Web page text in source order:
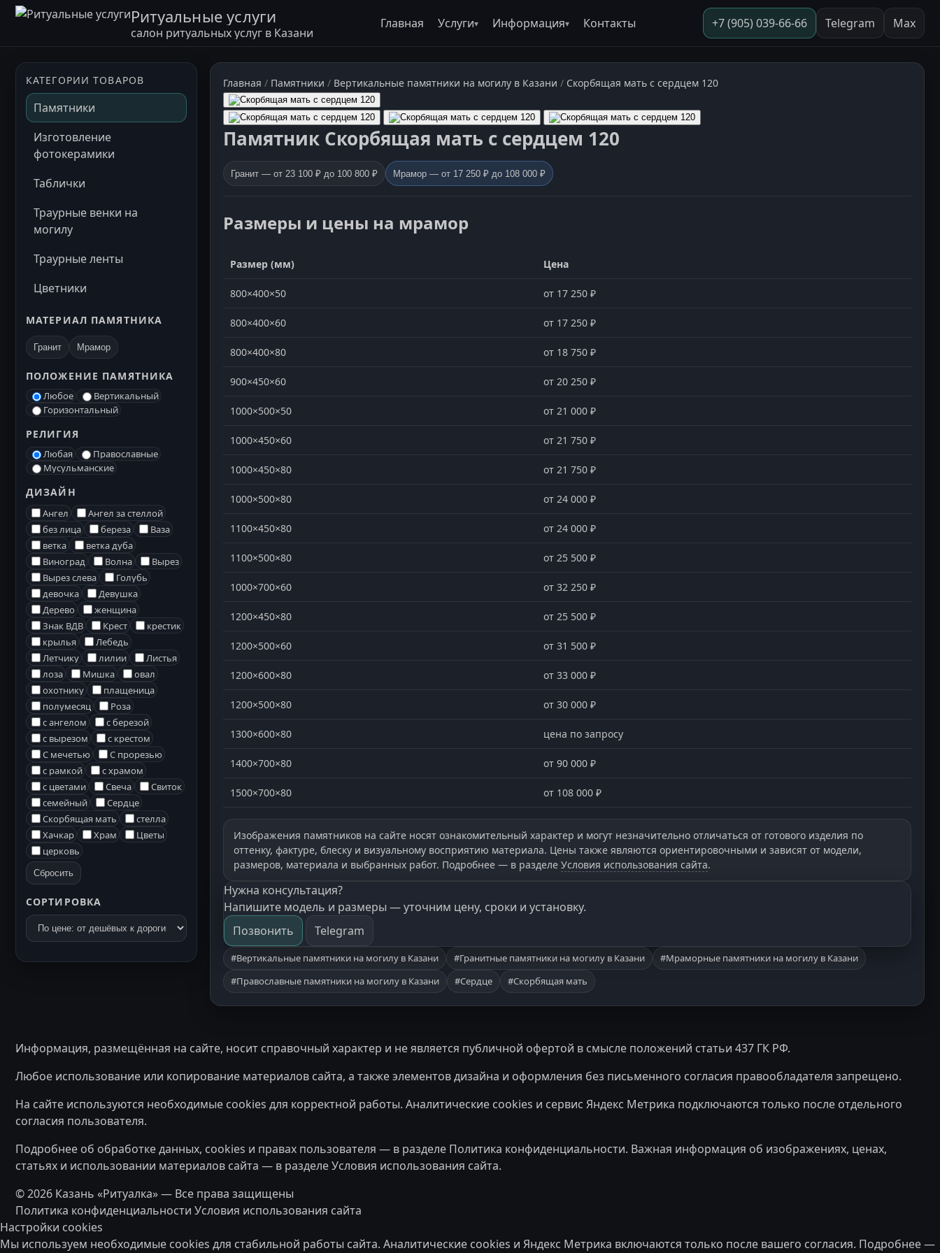
Ритуальные услуги
салон ритуальных услуг в Казани
Главная Услуги Информация Контакты +7 (905) 039-66-66 Telegram Max
КАТЕГОРИИ ТОВАРОВ
Памятники
Изготовление
фотокерамики
Таблички
Траурные венки на
могилу
Траурные ленты
Цветники
МАТЕРИАЛ ПАМЯТНИКА
Гранит Мрамор
ПОЛОЖЕНИЕ ПАМЯТНИКА
Любое
Вертикальный
Горизонтальный
РЕЛИГИЯ
Любая
Православные
Мусульманские
ДИЗАЙН
Ангел
Ангел за стеллой
без лица
береза
Ваза
ветка
ветка дуба
Виноград
Волна
Вырез
Вырез слева
Голубь
девочка
Девушка
Дерево
женщина
Знак ВДВ
Крест
крестик
крылья
Лебедь
Летчику
лилии
Листья
лоза
Мишка
овал
охотнику
плащеница
полумесяц
Роза
с ангелом
с березой
с вырезом
с крестом
С мечетью
С прорезью
с рамкой
с храмом
с цветами
Свеча
Свиток
семейный
Сердце
Скорбящая мать
стелла
Хачкар
Храм
Цветы
церковь
Сбросить
СОРТИРОВКА
Главная / Памятники / Вертикальные памятники на могилу в Казани / Скорбящая мать с сердцем 120
Памятник Скорбящая мать с сердцем 120
Гранит — от 23 100 ₽ до 100 800 ₽ Мрамор — от 17 250 ₽ до 108 000 ₽
Размеры и цены на мрамор
Размер (мм) Цена
800×400×50 от 17 250 ₽
800×400×60 от 17 250 ₽
800×400×80 от 18 750 ₽
900×450×60 от 20 250 ₽
1000×500×50 от 21 000 ₽
1000×450×60 от 21 750 ₽
1000×450×80 от 21 750 ₽
1000×500×80 от 24 000 ₽
1100×450×80 от 24 000 ₽
1100×500×80 от 25 500 ₽
1000×700×60 от 32 250 ₽
1200×450×80 от 25 500 ₽
1200×500×60 от 31 500 ₽
1200×600×80 от 33 000 ₽
1200×500×80 от 30 000 ₽
1300×600×80 цена по запросу
1400×700×80 от 90 000 ₽
1500×700×80 от 108 000 ₽
Изображения памятников на сайте носят ознакомительный характер и могут незначительно отличаться от готового изделия по
оттенку, фактуре, блеску и визуальному восприятию материала. Цены также являются ориентировочными и зависят от модели,
размеров, материала и выбранных работ. Подробнее — в разделе Условия использования сайта.
Нужна консультация?
Напишите модель и размеры — уточним цену, сроки и установку.
Позвонить
Telegram
#Вертикальные памятники на могилу в Казани #Гранитные памятники на могилу в Казани
#Мраморные памятники на могилу в Казани
#Православные памятники на могилу в Казани
#Сердце #Скорбящая мать
Информация, размещённая на сайте, носит справочный характер и не является публичной офертой в смысле положений статьи 437 ГК РФ.
Любое использование или копирование материалов сайта, а также элементов дизайна и оформления без письменного согласия правообладателя запрещено.
На сайте используются необходимые cookies для корректной работы. Аналитические cookies и сервис Яндекс Метрика подключаются только после отдельного
согласия пользователя.
Подробнее об обработке данных, cookies и правах пользователя — в разделе Политика конфиденциальности. Важная информация об изображениях, ценах,
статьях и использовании материалов сайта — в разделеУсловия использования сайта.
© 2026 Казань «Ритуалка» — Все права защищены
Политика конфиденциальности Условия использования сайта
Настройки cookies
Мы используем необходимые cookies для стабильной работы сайта. Аналитические cookies и Яндекс Метрика включаются только после вашего согласия. Подробнее —